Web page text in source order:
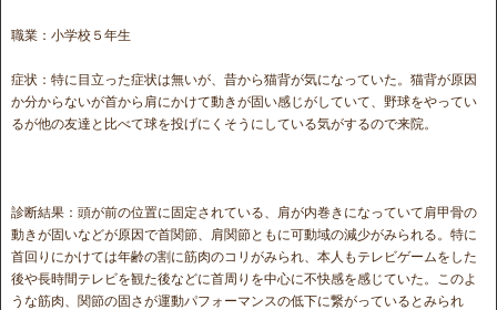
職業：小学校５年生
症状：特に目立った症状は無いが、昔から猫背が気になっていた。猫背が原因
か分からないが首から肩にかけて動きが固い感じがしていて、野球をやってい
るが他の友達と比べて球を投げにくそうにしている気がするので来院。
診断結果：頭が前の位置に固定されている、肩が内巻きになっていて肩甲骨の
動きが固いなどが原因で首関節、肩関節ともに可動域の減少がみられる。特に
首回りにかけては年齢の割に筋肉のコリがみられ、本人もテレビゲームをした
後や長時間テレビを観た後などに首周りを中心に不快感を感じていた。このよ
うな筋肉、関節の固さが運動パフォーマンスの低下に繋がっているとみられ